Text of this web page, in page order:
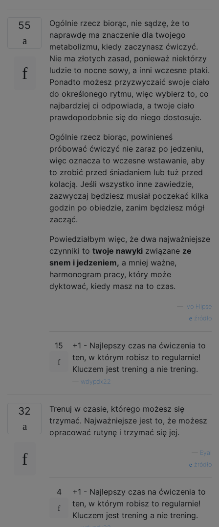
55
Ogólnie rzecz biorąc, nie sądzę, że to
naprawdę ma znaczenie dla twojego
metabolizmu, kiedy zaczynasz ćwiczyć.
Nie ma złotych zasad, ponieważ niektórzy
ludzie to nocne sowy, a inni wczesne ptaki.
Ponadto możesz przyzwyczaić swoje ciało
do określonego rytmu, więc wybierz to, co
najbardziej ci odpowiada, a twoje ciało
prawdopodobnie się do niego dostosuje.
Ogólnie rzecz biorąc, powinieneś
próbować ćwiczyć nie zaraz po jedzeniu,
więc oznacza to wczesne wstawanie, aby
to zrobić przed śniadaniem lub tuż przed
kolacją. Jeśli wszystko inne zawiedzie,
zazwyczaj będziesz musiał poczekać kilka
godzin po obiedzie, zanim będziesz mógł
zacząć.
Powiedziałbym więc, że dwa najważniejsze
czynniki to twoje nawyki związane ze
snem i jedzeniem, a mniej ważne,
harmonogram pracy, który może
dyktować, kiedy masz na to czas.
Ivo Flipse
źródło
15
+1 - Najlepszy czas na ćwiczenia to
ten, w którym robisz to regularnie!
Kluczem jest trening a nie trening.
wdypdx22
32
Trenuj w czasie, którego możesz się
trzymać. Najważniejsze jest to, że możesz
opracować rutynę i trzymać się jej.
Eyal
źródło
4
+1 - Najlepszy czas na ćwiczenia to
ten, w którym robisz to regularnie!
Kluczem jest trening a nie trening.